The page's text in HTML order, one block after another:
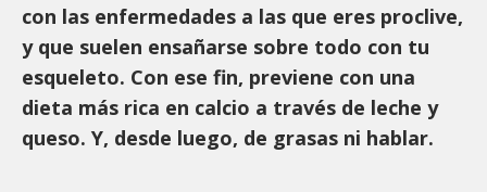
con las enfermedades a las que eres proclive,
y que suelen ensañarse sobre todo con tu
esqueleto. Con ese fin, previene con una
dieta más rica en calcio a través de leche y
queso. Y, desde luego, de grasas ni hablar.